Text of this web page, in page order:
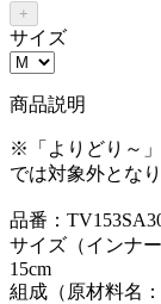
+
サイズ
商品説明
※「よりどり～
では対象外となり
品番：
サイズ（インナ
15cm
組成（原材料名